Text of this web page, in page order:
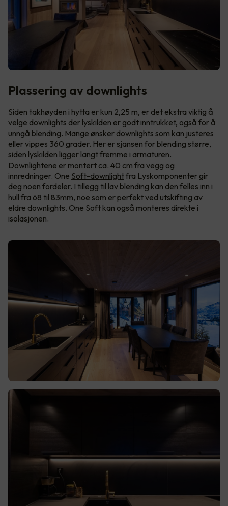
Plassering av downlights
Siden takhøyden i hytta er kun 2,25 m, er det ekstra viktig å
velge downlights der lyskilden er godt inntrukket, også for å
unngå blending. Mange ønsker downlights som kan justeres
eller vippes 360 grader. Her er sjansen for blending større,
siden lyskilden ligger langt fremme i armaturen.
Downlightene er montert ca. 40 cm fra vegg og
innredninger. One Soft-downlightfra Lyskomponenter gir
deg noen fordeler. I tillegg til lav blending kan den felles inn i
hull fra 68 til 83mm, noe som er perfekt ved utskifting av
eldre downlights. One Soft kan også monteres direkte i
isolasjonen.